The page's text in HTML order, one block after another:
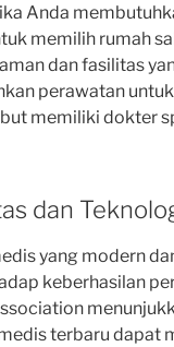
Anda
memilih rumah
dan fasilitas
perawatan
memiliki dokter
dan
yang modern
keberhasilan
terbaru dapat